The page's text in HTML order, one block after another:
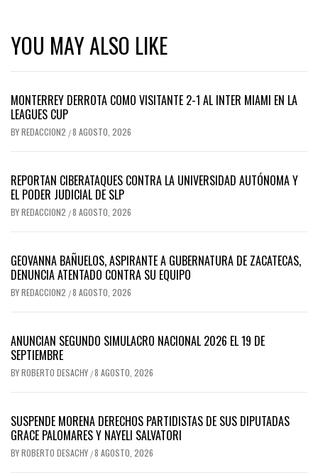
YOU MAY ALSO LIKE
MONTERREY DERROTA COMO VISITANTE 2-1 AL INTER MIAMI EN LA
LEAGUES CUP
BYREDACCION2 /8 AGOSTO, 2026
REPORTAN CIBERATAQUES CONTRA LA UNIVERSIDAD AUTÓNOMA Y
EL PODER JUDICIAL DE SLP
BYREDACCION2 /8 AGOSTO, 2026
GEOVANNA BAÑUELOS, ASPIRANTE A GUBERNATURA DE ZACATECAS,
DENUNCIA ATENTADO CONTRA SU EQUIPO
BYREDACCION2 /8 AGOSTO, 2026
ANUNCIAN SEGUNDO SIMULACRO NACIONAL 2026 EL 19 DE
SEPTIEMBRE
BYROBERTO DESACHY /8 AGOSTO, 2026
SUSPENDE MORENA DERECHOS PARTIDISTAS DE SUS DIPUTADAS
GRACE PALOMARES Y NAYELI SALVATORI
BYROBERTO DESACHY /8 AGOSTO, 2026